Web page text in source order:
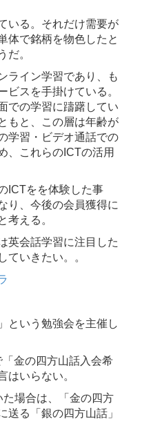
いる。それだけ需要が
体で銘柄を物色したと
だ。
ライン学習であり、も
ビスを手掛けている。
での学習に躊躇してい
もと、この層は年齢が
学習・ビデオ通話での
、これらのICTの活用
ICTをを体験した事
り、今後の会員獲得に
考える。
英会話学習に注目した
ていきたい。。
という勉強会を主催し
金の四方山話入会希
はいらない。
場合は、「金の四方
送る「銀の四方山話」